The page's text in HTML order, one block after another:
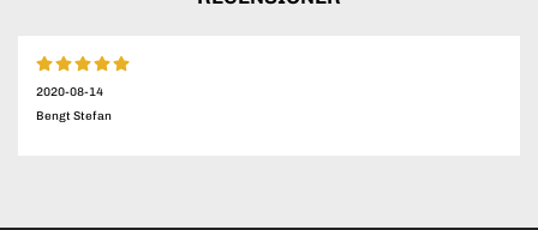
2020-08-14
Bengt Stefan